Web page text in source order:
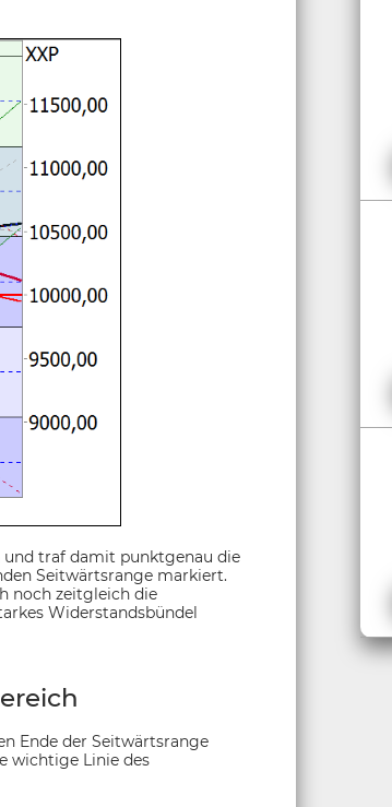
und traf damit punktgenau die
Seitwärtsrange markiert.
noch zeitgleich die
Widerstandsbündel
Ende der Seitwärtsrange
wichtige Linie des